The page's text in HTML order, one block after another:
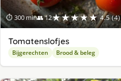
⏱ 300 min👥 12★★★★★ 4.5 (4)
Tomatenslofjes
Bijgerechten Brood & beleg